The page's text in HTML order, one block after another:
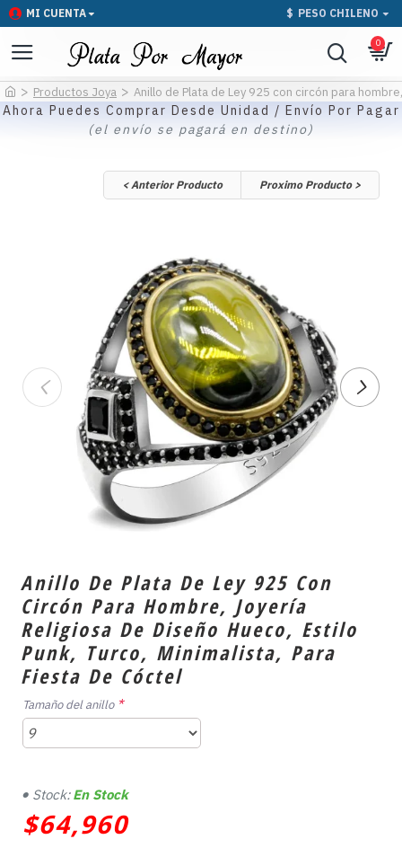
MI CUENTA $ PESO CHILENO
0
Productos Joya Anillo de Plata de Ley 925 con circón para
Ahora Puedes Comprar Desde Unidad / Envío Por Pagar
(el envío se pagará en destino)
< Anterior Producto Proximo Producto >
Anillo De Plata De Ley 925 Con
Circón Para Hombre, Joyería
Religiosa De Diseño Hueco, Estilo
Punk, Turco, Minimalista, Para
Fiesta De Cóctel
$64,960
Stock: En Stock
Tamaño del anillo